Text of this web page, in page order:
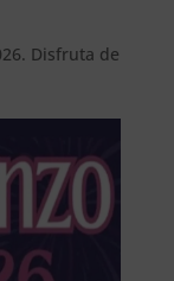
Disfruta de